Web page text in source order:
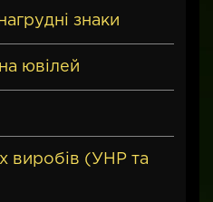
знаки
ювілей
виробів (УНР та